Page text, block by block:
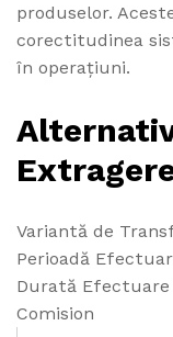
produselor.
corectitudinea
în operațiuni.
Variantă de
Perioadă
Durată Efectuare
Comision